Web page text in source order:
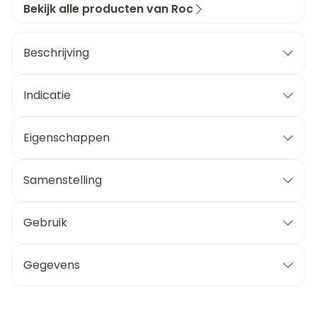
Bekijk alle producten van Roc
Beschrijving
Indicatie
Eigenschappen
Samenstelling
Gebruik
Gegevens